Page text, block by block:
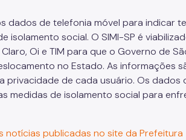
dados de telefonia móvel para indicar
isolamento social. O SIMI-SP é
Oi e TIM para que o Governo de
no Estado. As informações
privacidade de cada usuário. Os
medidas de isolamento social para
notícias publicadas no site da Prefeitura